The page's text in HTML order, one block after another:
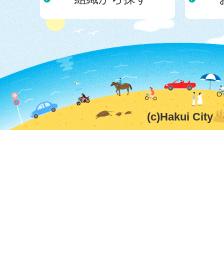
(c)Hakui City